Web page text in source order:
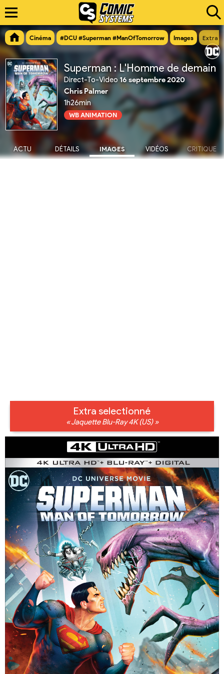
Cinéma #DCU #Superman #ManOfTomorrow Images Extra
Superman : L'Homme de demain
Direct-To-Video 16 septembre 2020
Chris Palmer
1h26min
WB ANIMATION
ACTU DÉTAILS IMAGES VIDÉOS CRITIQUE
Extra selectionné
« Jaquette Blu-Ray 4K (US) »